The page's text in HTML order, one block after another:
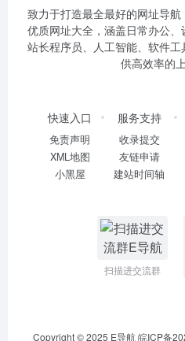
致力于打造最全最好的网址导
优质网址大全，涵盖日常办公、
站长程序员、人工智能、软件
供高效率的
快速入口
免责声明
XML地图
小黑屋
服务支持
收录提交
友链申请
建站时间轴
扫描进交流群
Copyright © 2025 E导航皖ICP备